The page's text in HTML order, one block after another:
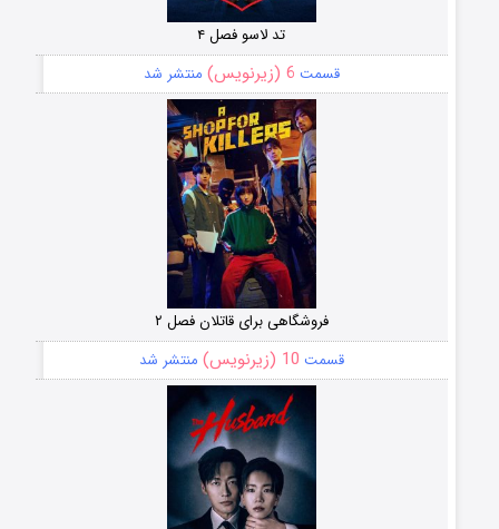
تد لاسو فصل ۴
قسمت 6 (زیرنویس) منتشر شد
فروشگاهی برای قاتلان فصل ۲
قسمت 10 (زیرنویس) منتشر شد